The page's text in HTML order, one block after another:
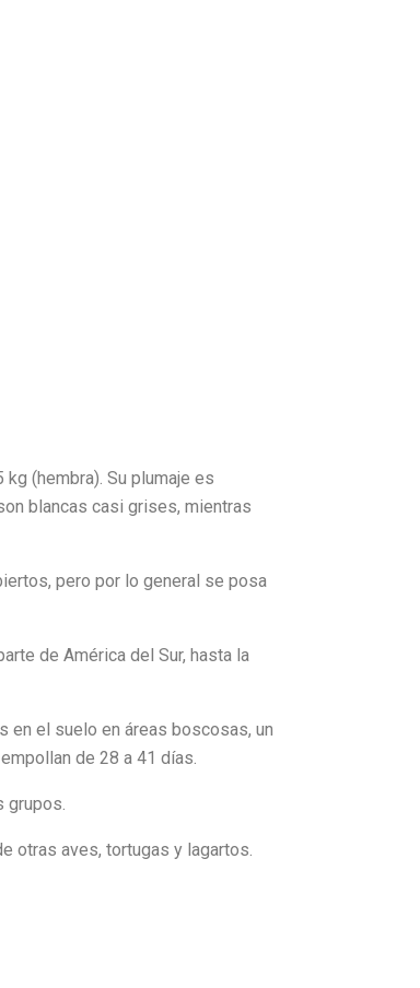
(hembra). Su plumaje es
blancas casi grises, mientras
pero por lo general se posa
de América del Sur, hasta la
en el suelo en áreas boscosas, un
de 28 a 41 días.
grupos.​
otras aves, tortugas y lagartos.